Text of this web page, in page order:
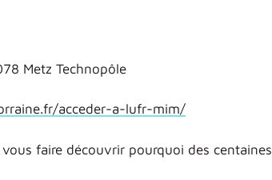
Metz Technopôle
acceder-a-lufr-mim/
faire découvrir pourquoi des centaines